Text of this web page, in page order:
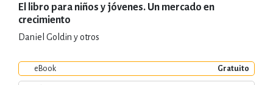
El libro para niños y jóvenes. Un mercado en
crecimiento
Daniel Goldin y otros
eBook Gratuito